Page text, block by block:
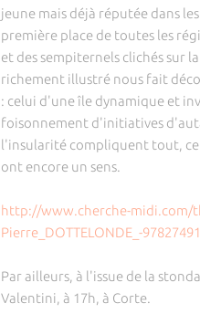
jeune mais déjà réputée dans
première place de toutes les
et des sempiternels clichés sur
richement illustré nous fait
: celui d'une île dynamique et
foisonnement d'initiatives
l'insularité compliquent tout,
ont encore un sens.
http://www.cherche-midi.com/
Pierre_DOTTELONDE_-
Par ailleurs, à l'issue de la
Valentini, à 17h, à Corte.